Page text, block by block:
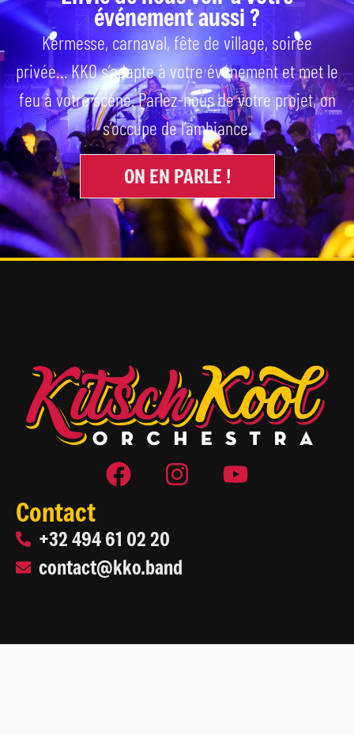
événement aussi ?
Kermesse, carnaval, fête de village, soirée
privée… KKO s’adapte à votre événement et met le
feu à votre scène. Parlez-nous de votre projet, on
s’occupe de l’ambiance.
ON EN PARLE !
Contact
+32 494 61 02 20
contact@kko.band